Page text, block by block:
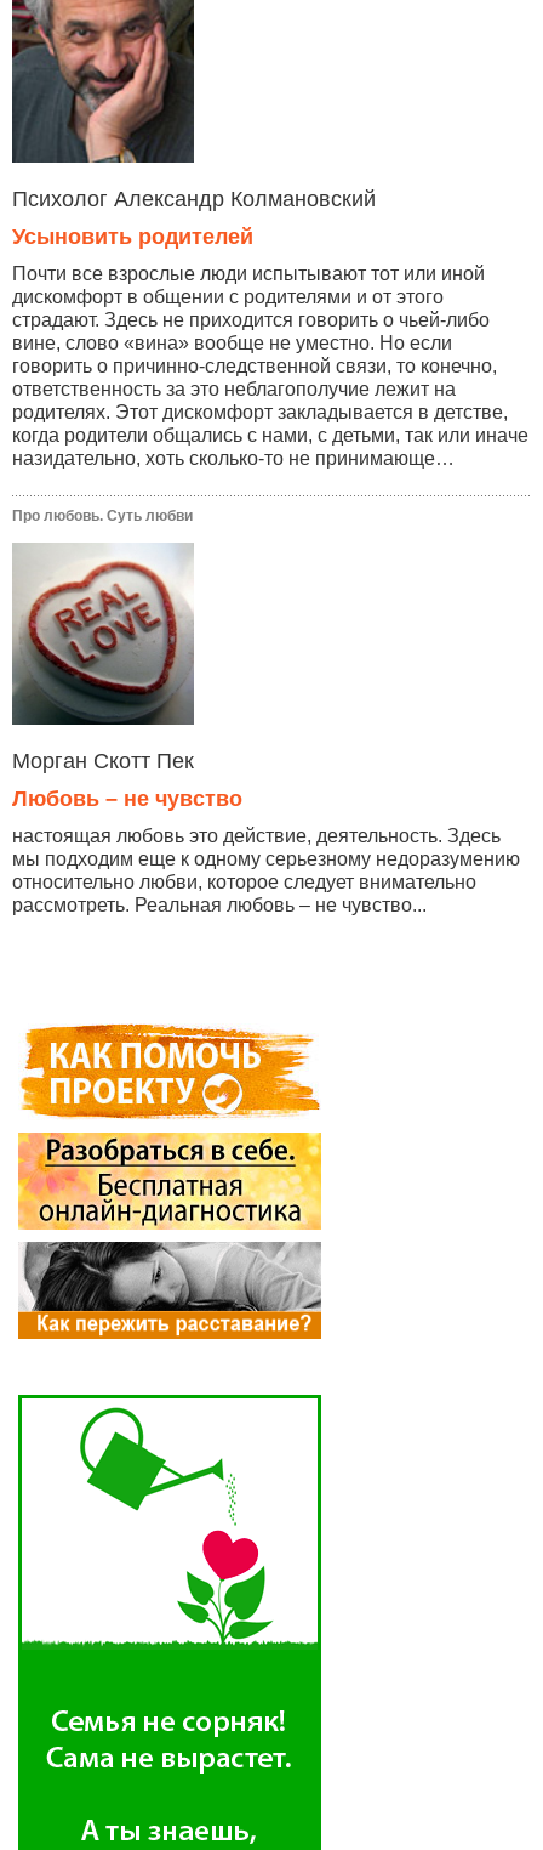
Психолог Александр Колмановский
Усыновить родителей
Почти все взрослые люди испытывают тот или иной
дискомфорт в общении с родителями и от этого
страдают. Здесь не приходится говорить о чьей-либо
вине, слово «вина» вообще не уместно. Но если
говорить о причинно-следственной связи, то конечно,
ответственность за это неблагополучие лежит на
родителях. Этот дискомфорт закладывается в детстве,
когда родители общались с нами, с детьми, так или иначе
назидательно, хоть сколько-то не принимающе…
Про любовь. Суть любви
Морган Скотт Пек
Любовь – не чувство
настоящая любовь это действие, деятельность. Здесь
мы подходим еще к одному серьезному недоразумению
относительно любви, которое следует внимательно
рассмотреть. Реальная любовь – не чувство...